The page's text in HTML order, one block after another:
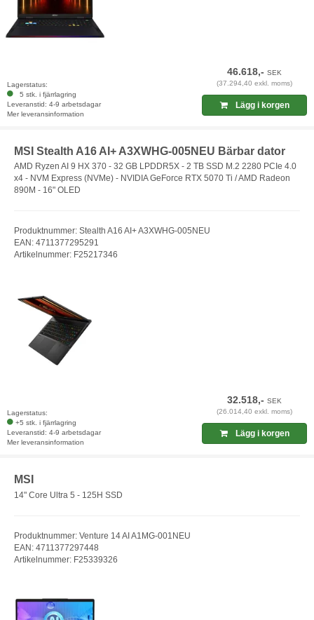
Lagerstatus:
5 stk. i fjärrlagring
Leveranstid: 4-9 arbetsdagar
Mer leveransinformation
46.618,-SEK
(37.294,40 exkl. moms)
Lägg i korgen
MSI Stealth A16 AI+ A3XWHG-005NEU Bärbar dator
AMD Ryzen AI 9 HX 370 - 32 GB LPDDR5X - 2 TB SSD M.2 2280 PCIe 4.0
x4 - NVM Express (NVMe) - NVIDIA GeForce RTX 5070 Ti / AMD Radeon
890M - 16" OLED
Produktnummer: Stealth A16 AI+ A3XWHG-005NEU
EAN: 4711377295291
Artikelnummer: F25217346
Lagerstatus:
+5 stk. i fjärrlagring
Leveranstid: 4-9 arbetsdagar
Mer leveransinformation
32.518,-SEK
(26.014,40 exkl. moms)
Lägg i korgen
MSI
14" Core Ultra 5 - 125H SSD
Produktnummer: Venture 14 AI A1MG-001NEU
EAN: 4711377297448
Artikelnummer: F25339326